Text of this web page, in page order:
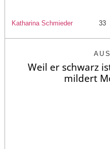
Katharina Schmieder 33
Weil er schwarz
mildert